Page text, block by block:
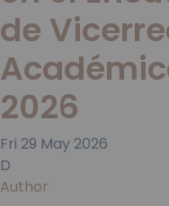
de
2026
Fri 29 May 2026
D
Author